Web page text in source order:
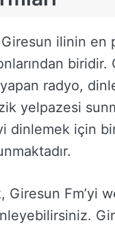
ilinin en
biridir.
radyo,
yelpazesi
dinlemek için
Giresun Fm’yi